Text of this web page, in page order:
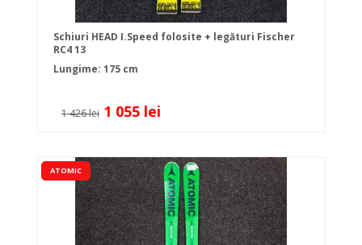
Schiuri HEAD I.Speed folosite + legături Fischer
RC4 13
Lungime: 175 cm
1 426 lei 1 055 lei
ATOMIC